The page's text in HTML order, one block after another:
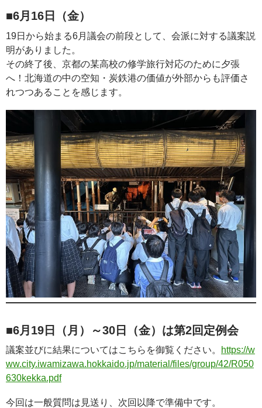
■6月16日（金）
19日から始まる6月議会の前段として、会派に対する議案説
明がありました。
その終了後、京都の某高校の修学旅行対応のために夕張
へ！北海道の中の空知・炭鉄港の価値が外部からも評価さ
れつつあることを感じます。
■6月19日（月）～30日（金）は第2回定例会
議案並びに結果についてはこちらを御覧ください。
https://w
ww.city.iwamizawa.hokkaido.jp/material/files/group/42/R050
630kekka.pdf
今回は一般質問は見送り、次回以降で準備中です。